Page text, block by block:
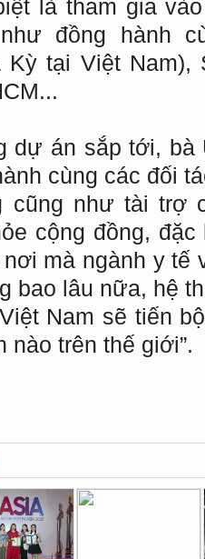
là tham gia
đồng hành
tại Việt Nam),
dự án sắp tới, bà
cùng các đối
cũng như tài trợ
cộng đồng,
mà ngành y tế
bao lâu nữa, hệ
Nam sẽ tiến
trên thế giới”.